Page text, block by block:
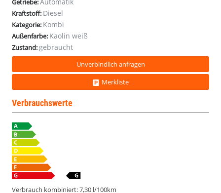
8-
S
HFT
8-
S
HFT
8-
S
HFT
8-
S
HFT
8-
S
HFT
8-
S
HFT
8-
S
HFT
8-
S
HFT
8-
S
HFT
8-
S
HFT
8-
S
HFT
Getriebe:
Kraftstoff: Diesel
Kategorie: Kombi
Außenfarbe: Kaolin weiß
Zustand: gebraucht
Unverbindlich anfragen
Merkliste
Verbrauchswerte
Verbrauch kombiniert:7,30 l/100km